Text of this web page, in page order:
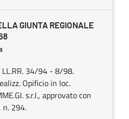
GIUNTA REGIONALE
LL.RR. 34/94 - 8/98.
Opificio in loc.
s.r.l., approvato con
n. 294.